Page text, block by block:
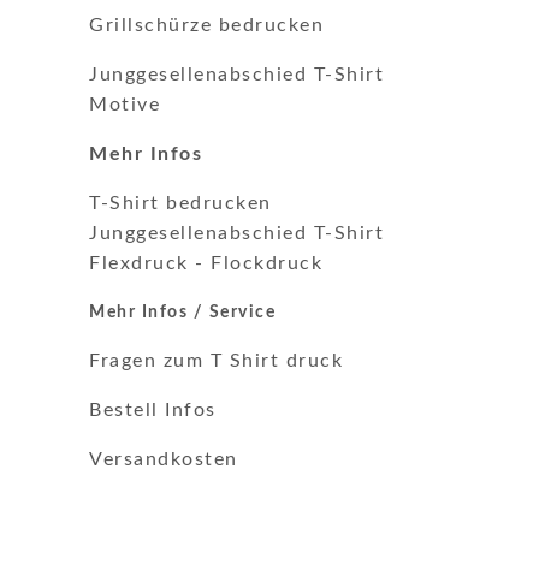
Grillschürze bedrucken
Junggesellenabschied T-Shirt
Motive
Mehr Infos
T-Shirt bedrucken
Junggesellenabschied T-Shirt
Flexdruck - Flockdruck
Mehr Infos / Service
Fragen zum T Shirt druck
Bestell Infos
Versandkosten